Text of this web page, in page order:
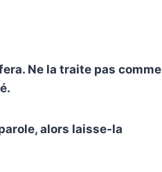
Ne la traite pas comme
alors laisse-la